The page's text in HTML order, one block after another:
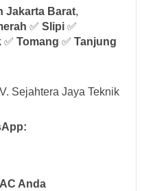
Jakarta Barat,
✅ Slipi ✅
✅ Tomang ✅ Tanjung
Sejahtera Jaya Teknik
Anda